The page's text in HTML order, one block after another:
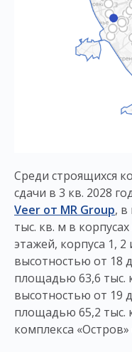
Среди строящихся
сдачи в 3 кв. 2028
Veer от MR Group, в
тыс. кв. м в
этажей, корпуса 1, 2
высотностью от 18
площадью 63,6 тыс.
высотностью от 19
площадью 65,2 тыс.
комплекса